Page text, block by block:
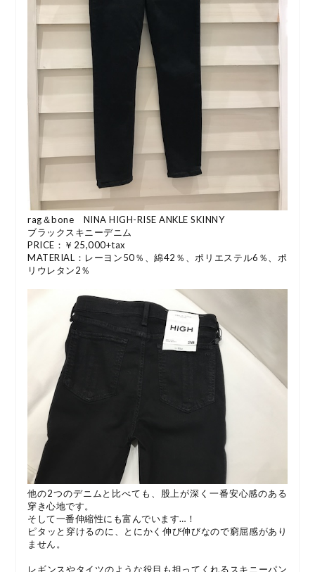
rag＆bone NINA HIGH-RISE ANKLE SKINNY
ブラックスキニーデニム
PRICE：￥25,000+tax
MATERIAL：レーヨン50％、綿42％、ポリエステル6％、ポ
リウレタン2％
他の2つのデニムと比べても、股上が深く一番安心感のある
穿き心地です。
そして一番伸縮性にも富んでいます…！
ピタッと穿けるのに、とにかく伸び伸びなので窮屈感があり
ません。
レギンスやタイツのような役目も担ってくれるスキニーパン